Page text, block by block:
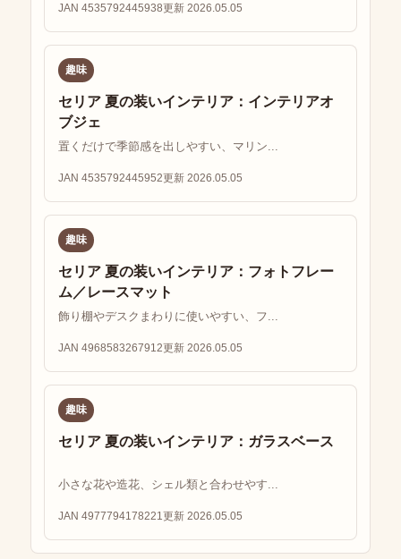
JAN 4535792445938更新 2026.05.05
趣味
セリア 夏の装いインテリア：インテリアオ
ブジェ
置くだけで季節感を出しやすい、マリン...
JAN 4535792445952更新 2026.05.05
趣味
セリア 夏の装いインテリア：フォトフレー
ム／レースマット
飾り棚やデスクまわりに使いやすい、フ...
JAN 4968583267912更新 2026.05.05
趣味
セリア 夏の装いインテリア：ガラスベース
小さな花や造花、シェル類と合わせやす...
JAN 4977794178221 更新 2026.05.05